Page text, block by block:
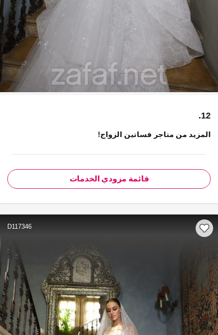
12.
المزيد من متاجر فساتين الزواج!
قائمة مزودي الخدمات
D117346